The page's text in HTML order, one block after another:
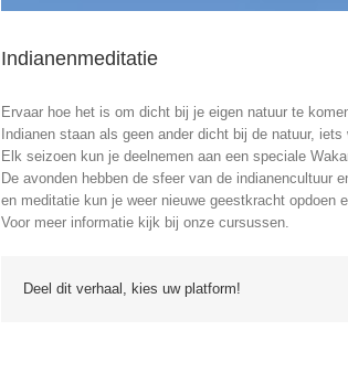
Indianenmeditatie
Ervaar hoe het is om dicht bij je eigen natuur te
Indianen staan als geen ander dicht bij de natuur,
Elk seizoen kun je deelnemen aan een speciale
De avonden hebben de sfeer van de indianencultuur
en meditatie kun je weer nieuwe geestkracht opdoen
Voor meer informatie kijk bij onze cursussen.
Deel dit verhaal, kies uw platform!